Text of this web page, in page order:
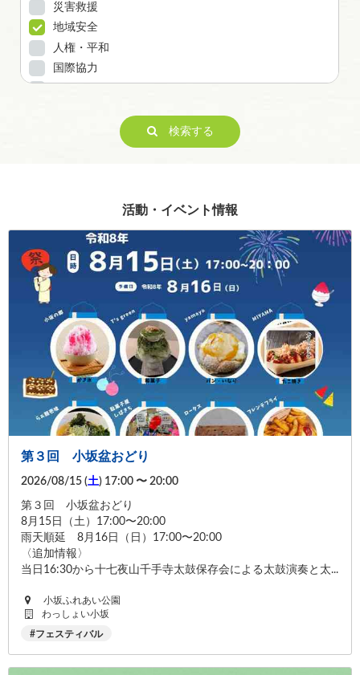
災害救援
地域安全
人権・平和
国際協力
科学技術の振興
連絡・助言・援助
条例で定める活動
検索する
活動・イベント情報
第３回 小坂盆おどり
2026/08/15 (土) 17:00 〜 20:00
第３回 小坂盆おどり
8月15日（土）17:00〜20:00
雨天順延 8月16日（日）17:00〜20:00
〈追加情報〉
当日16:30から十七夜山千手寺太鼓保存会による太鼓演奏と太...
小坂ふれあい公園
わっしょい小坂
フェスティバル